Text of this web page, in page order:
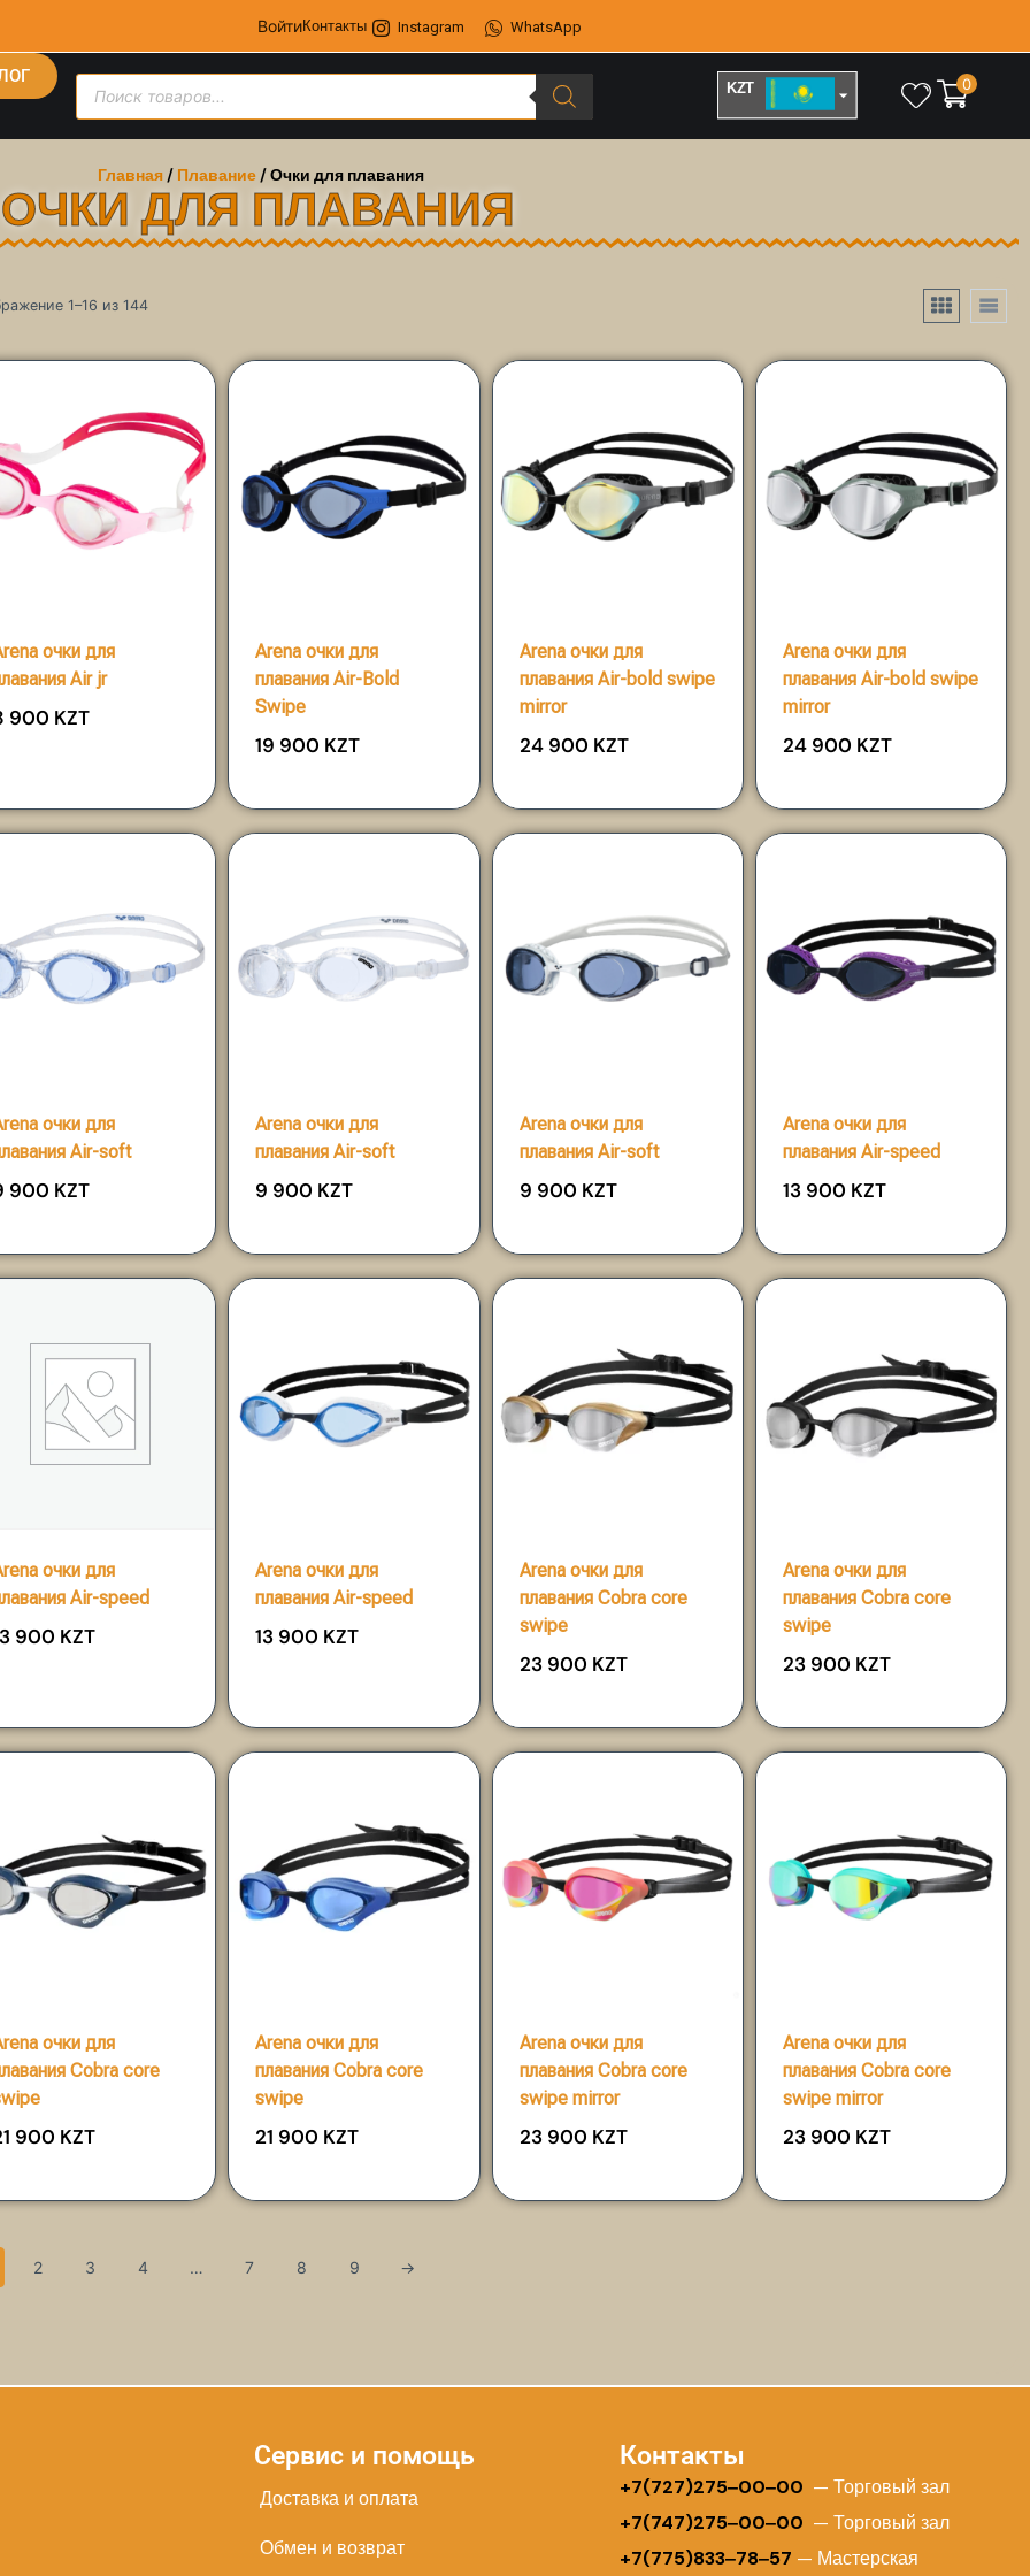
ВойтиКонтакты Instagram WhatsApp
KZT 0
Главная/ Плавание/ Очки для плавания
ОЧКИ ДЛЯ ПЛАВАНИЯ
1–16 из 144
очки для
Air jr
900 KZT
Arena очки для
плавания Air-Bold
Swipe
19 900 KZT
Arena очки для
плавания Air-bold swipe
mirror
24 900 KZT
Arena очки для
плавания Air-bold swipe
mirror
24 900 KZT
очки для
Air-soft
900 KZT
Arena очки для
плавания Air-soft
9 900 KZT
Arena очки для
плавания Air-soft
9 900 KZT
Arena очки для
плавания Air-speed
13 900 KZT
очки для
Air-speed
900 KZT
Arena очки для
плавания Air-speed
13 900 KZT
Arena очки для
плавания Cobra core
swipe
23 900 KZT
Arena очки для
плавания Cobra core
swipe
23 900 KZT
очки для
Cobra core
900 KZT
Arena очки для
плавания Cobra core
swipe
21 900 KZT
Arena очки для
плавания Cobra core
swipe mirror
23 900 KZT
Arena очки для
плавания Cobra core
swipe mirror
23 900 KZT
2 3 4 … 7 8 9 →
Сервис и помощь
Доставка и оплата
Обмен и возврат
Контакты
+7(727)275‒00‒00 — Торговый зал
+7(747)275‒00‒00 — Торговый зал
+7(775)833‒78‒57 — Мастерская